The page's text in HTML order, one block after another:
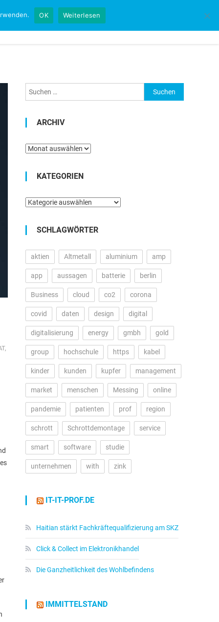
Startseite
,
Suchen
nach:
ARCHIV
Archiv
KATEGORIEN
Kategorien
SCHLAGWÖRTER
aktien Altmetall aluminium amp
app aussagen batterie berlin
Business cloud co2 corona
covid daten design digital
digitalisierung energy gmbh gold
group hochschule https kabel
kinder kunden kupfer management
market menschen Messing online
pandemie patienten prof region
schrott Schrottdemontage service
smart software studie
unternehmen with zink
IT-IT-PROF.DE
Haitian stärkt Fachkräftequalifizierung am SKZ
Click & Collect im Elektronikhandel
Die Ganzheitlichkeit des Wohlbefindens
IMMITTELSTAND
OK Weiterlesen